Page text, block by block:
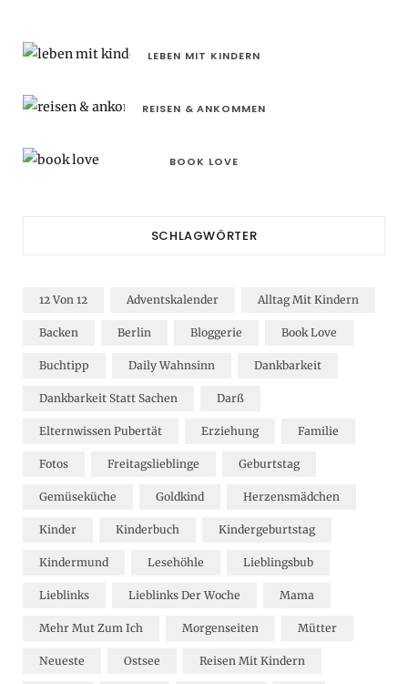
LEBEN MIT KINDERN
REISEN & ANKOMMEN
BOOK LOVE
SCHLAGWÖRTER
12 Von 12 Adventskalender Alltag Mit Kindern
Backen Berlin Bloggerie Book Love
Buchtipp Daily Wahnsinn Dankbarkeit
Dankbarkeit Statt Sachen Darß
Elternwissen Pubertät Erziehung Familie
Fotos Freitagslieblinge Geburtstag
Gemüseküche Goldkind Herzensmädchen
Kinder Kinderbuch Kindergeburtstag
Kindermund Lesehöhle Lieblingsbub
Lieblinks Lieblinks Der Woche Mama
Mehr Mut Zum Ich Morgenseiten Mütter
Neueste Ostsee Reisen Mit Kindern